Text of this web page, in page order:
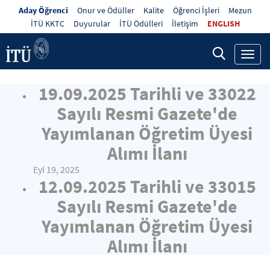
Aday Öğrenci Onur ve Ödüller Kalite Öğrenci İşleri
Mezun
İTÜ KKTC
Duyurular İTÜ Ödülleri İletişim ENGLISH
19.09.2025 Tarihli ve 33022
Sayılı Resmi Gazete'de
Yayımlanan Öğretim Üyesi
Alımı İlanı
Eyl 19, 2025
12.09.2025 Tarihli ve 33015
Sayılı Resmi Gazete'de
Yayımlanan Öğretim Üyesi
Alımı İlanı